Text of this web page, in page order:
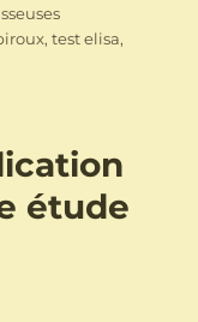
,test elisa,
étude